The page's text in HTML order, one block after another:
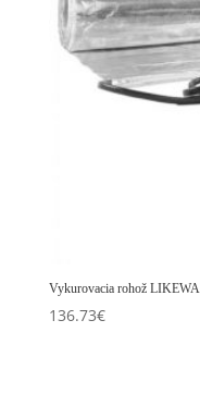
Vykurovacia rohož
136.73€